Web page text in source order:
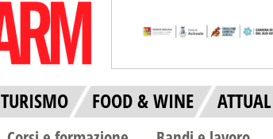
TURISMO FOOD & WINE